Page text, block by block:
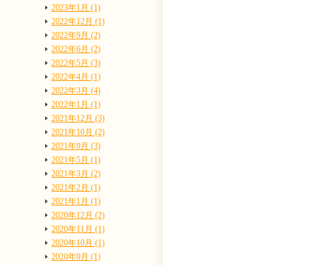
2023年1月 (1)
2022年12月 (1)
2022年9月 (2)
2022年6月 (2)
2022年5月 (3)
2022年4月 (1)
2022年3月 (4)
2022年1月 (1)
2021年12月 (3)
2021年10月 (2)
2021年9月 (3)
2021年5月 (1)
2021年3月 (2)
2021年2月 (1)
2021年1月 (1)
2020年12月 (2)
2020年11月 (1)
2020年10月 (1)
2020年9月 (1)